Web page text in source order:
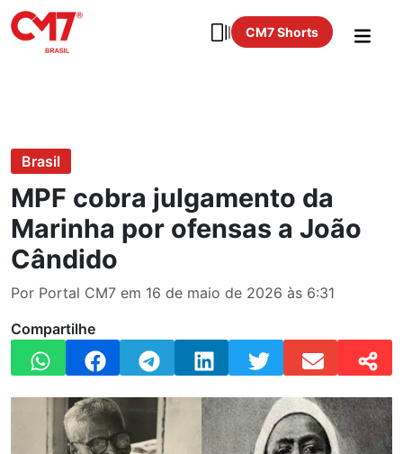
CM7 Shorts
Brasil
MPF cobra julgamento da
Marinha por ofensas a João
Cândido
Por Portal CM7 em 16 de maio de 2026 às 6:31
Compartilhe